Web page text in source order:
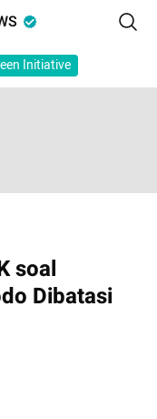
Initiative
soal
Dibatasi